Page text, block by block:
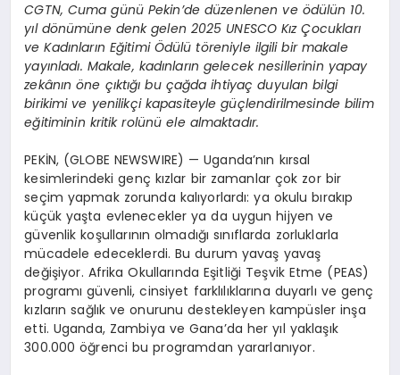
CGTN, Cuma günü Pekin’de düzenlenen ve ödülün 10.
yıl dönümüne denk gelen 2025 UNESCO Kız Çocukları
ve Kadınların Eğitimi Ödülü töreniyle ilgili bir makale
yayınladı. Makale, kadınların gelecek nesillerinin yapay
zekânın öne çıktığı bu çağda ihtiyaç duyulan bilgi
birikimi ve yenilikçi kapasiteyle güçlendirilmesinde bilim
eğitiminin kritik rolünü ele almaktadır.
PEKİN, (GLOBE NEWSWIRE) — Uganda’nın kırsal
kesimlerindeki genç kızlar bir zamanlar çok zor bir
seçim yapmak zorunda kalıyorlardı: ya okulu bırakıp
küçük yaşta evlenecekler ya da uygun hijyen ve
güvenlik koşullarının olmadığı sınıflarda zorluklarla
mücadele edeceklerdi. Bu durum yavaş yavaş
değişiyor. Afrika Okullarında Eşitliği Teşvik Etme (PEAS)
programı güvenli, cinsiyet farklılıklarına duyarlı ve genç
kızların sağlık ve onurunu destekleyen kampüsler inşa
etti. Uganda, Zambiya ve Gana’da her yıl yaklaşık
300.000 öğrenci bu programdan yararlanıyor.